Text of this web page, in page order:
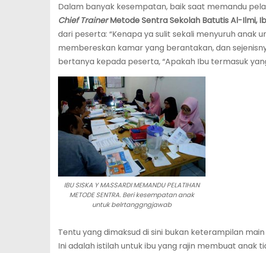
Dalam banyak kesempatan, baik saat memandu
Chief TrainerMetode Sentra Sekolah Batutis Al-Ilmi,
dari peserta: “Kenapa ya sulit sekali menyuruh anak
membereskan kamar yang berantakan, dan
bertanya kepada peserta, “Apakah Ibu termasuk
IBU SISKA Y MASSARDI MEMANDU PELATIHAN
METODE SENTRA. Beri kesempatan anak
untuk belrtanggngjawab
Tentu yang dimaksud di sini bukan keterampilan
Ini adalah istilah untuk ibu yang rajin membuat anak